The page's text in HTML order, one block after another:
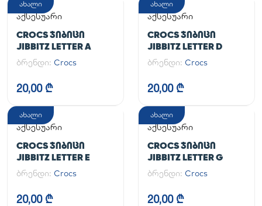
ახალი
აქსესუარი
CROCS ᲯᲘᲑᲘᲪᲘ
JIBBITZ LETTER A
ბრენდი: Crocs
20,00 ₾
ახალი
აქსესუარი
CROCS ᲯᲘᲑᲘᲪᲘ
JIBBITZ LETTER D
ბრენდი: Crocs
20,00 ₾
ახალი
აქსესუარი
CROCS ᲯᲘᲑᲘᲪᲘ
JIBBITZ LETTER E
ბრენდი: Crocs
20,00 ₾
ახალი
აქსესუარი
CROCS ᲯᲘᲑᲘᲪᲘ
JIBBITZ LETTER G
ბრენდი: Crocs
20,00 ₾